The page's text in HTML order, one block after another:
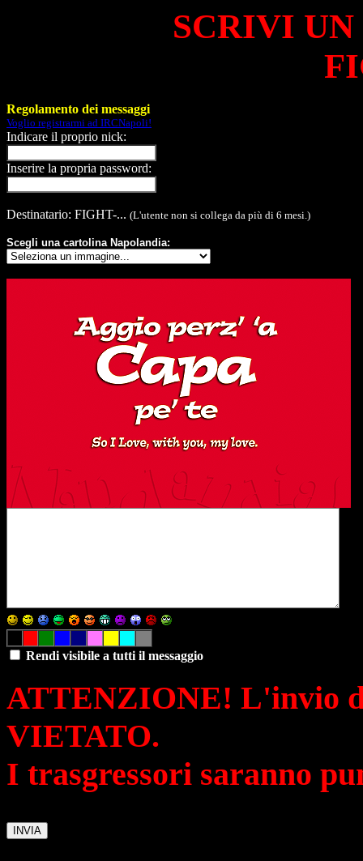
SCRIVI
Regolamento dei messaggi
Voglio registrarmi ad IRCNapoli!
Indicare il proprio nick:
Inserire la propria password:
Destinatario: FIGHT-... (L'utente non si collega da più di 6 mesi.)
Scegli una cartolina Napolandia:
Rendi visibile a tutti il messaggio
ATTENZIONE! L'invio
VIETATO.
I trasgressori saranno